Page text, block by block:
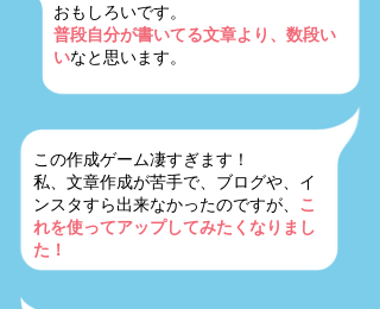
おもしろいです。
普段自分が書いてる文章より、数段い
いなと思います。
この作成ゲーム凄すぎます！
私、文章作成が苦手で、ブログや、イ
ンスタすら出来なかったのですが、 こ
れを使ってアップしてみたくなりまし
た！